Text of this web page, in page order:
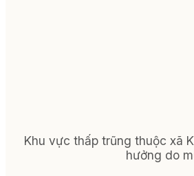
Khu vực thấp trũng thuộc xã
hưởng do